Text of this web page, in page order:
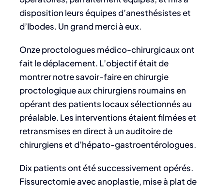
disposition leurs équipes d’anesthésistes et
d’Ibodes. Un grand merci à eux.
Onze proctologues médico-chirurgicaux ont
fait le déplacement. L’objectif était de
montrer notre savoir-faire en chirurgie
proctologique aux chirurgiens roumains en
opérant des patients locaux sélectionnés au
préalable. Les interventions étaient filmées et
retransmises en direct à un auditoire de
chirurgiens et d’hépato-gastroentérologues.
Dix patients ont été successivement opérés.
Fissurectomie avec anoplastie, mise à plat de